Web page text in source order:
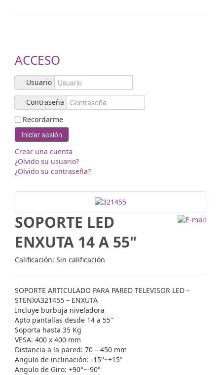
ACCESO
Usuario
Contraseña
Recordarme
Iniciar sesión
Crear una cuenta
¿Olvido su usuario?
¿Olvido su contraseña?
SOPORTE LED
ENXUTA 14 A 55"
Calificación: Sin calificación
SOPORTE ARTICULADO PARA PARED TELEVISOR LED –
STENXA321455 – ENXUTA
Incluye burbuja niveladora
Apto pantallas desde 14 a 55”
Soporta hasta 35 Kg
VESA: 400 x 400 mm
Distancia a la pared: 70 – 450 mm
Angulo de inclinación: -15°~+15°
Angulo de Giro: +90°~-90°